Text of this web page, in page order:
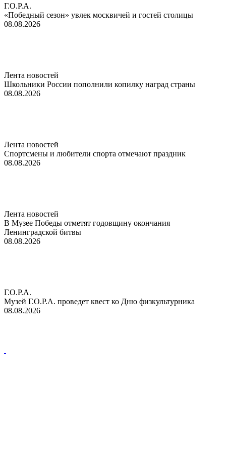
Г.О.Р.А.
«Победный сезон» увлек москвичей и гостей столицы
08.08.2026
Лента новостей
Школьники России пополнили копилку наград страны
08.08.2026
Лента новостей
Спортсмены и любители спорта отмечают праздник
08.08.2026
Лента новостей
В Музее Победы отметят годовщину окончания
Ленинградской битвы
08.08.2026
Г.О.Р.А.
Музей Г.О.Р.А. проведет квест ко Дню физкультурника
08.08.2026